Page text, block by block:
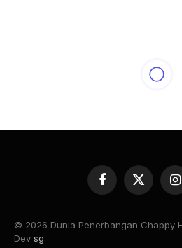
Chappy Hakim 11/21/2025
Share